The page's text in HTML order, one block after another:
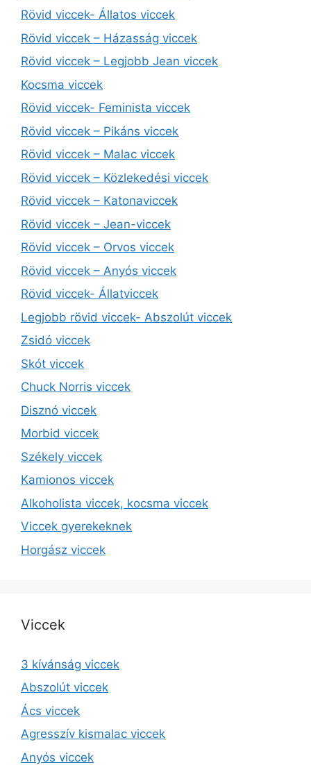
Rövid viccek- Állatos viccek
Rövid viccek – Házasság viccek
Rövid viccek – Legjobb Jean viccek
Kocsma viccek
Rövid viccek- Feminista viccek
Rövid viccek – Pikáns viccek
Rövid viccek – Malac viccek
Rövid viccek – Közlekedési viccek
Rövid viccek – Katonaviccek
Rövid viccek – Jean-viccek
Rövid viccek – Orvos viccek
Rövid viccek – Anyós viccek
Rövid viccek- Állatviccek
Legjobb rövid viccek- Abszolút viccek
Zsidó viccek
Skót viccek
Chuck Norris viccek
Disznó viccek
Morbid viccek
Székely viccek
Kamionos viccek
Alkoholista viccek, kocsma viccek
Viccek gyerekeknek
Horgász viccek
Viccek
3 kívánság viccek
Abszolút viccek
Ács viccek
Agresszív kismalac viccek
Anyós viccek